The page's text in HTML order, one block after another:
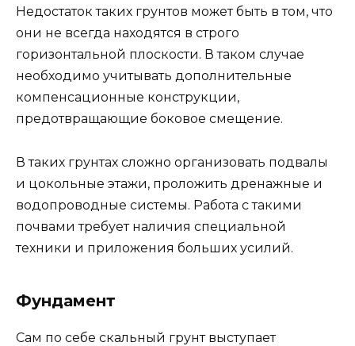
Недостаток таких грунтов может быть в том, что
они не всегда находятся в строго
горизонтальной плоскости. В таком случае
необходимо учитывать дополнительные
компенсационные конструкции,
предотвращающие боковое смещение.
В таких грунтах сложно организовать подвалы
и цокольные этажи, проложить дренажные и
водопроводные системы. Работа с такими
почвами требует наличия специальной
техники и приложения больших усилий.
Фундамент
Сам по себе скальный грунт выступает